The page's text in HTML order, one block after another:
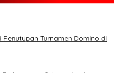
Turnamen Domino di